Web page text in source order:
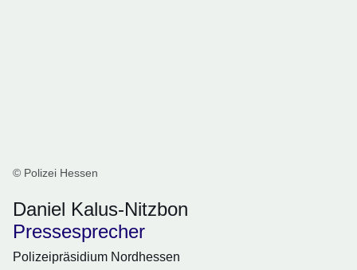
© Polizei Hessen
Daniel Kalus-Nitzbon
Pressesprecher
Polizeipräsidium Nordhessen